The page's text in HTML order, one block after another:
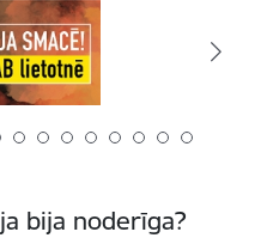
bija noderīga?